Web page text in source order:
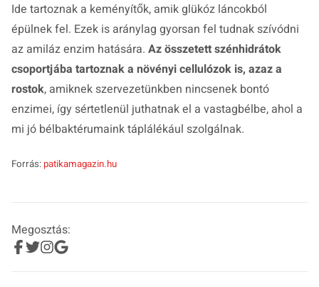
Ide tartoznak a keményítők, amik glükóz láncokból
épülnek fel. Ezek is aránylag gyorsan fel tudnak szívódni
az amiláz enzim hatására. Az összetett szénhidrátok
csoportjába tartoznak a növényi cellulózok is, azaz a
rostok, amiknek szervezetünkben nincsenek bontó
enzimei, így sértetlenül juthatnak el a vastagbélbe, ahol a
mi jó bélbaktérumaink táplálékául szolgálnak.
Forrás: patikamagazin.hu
Megosztás: